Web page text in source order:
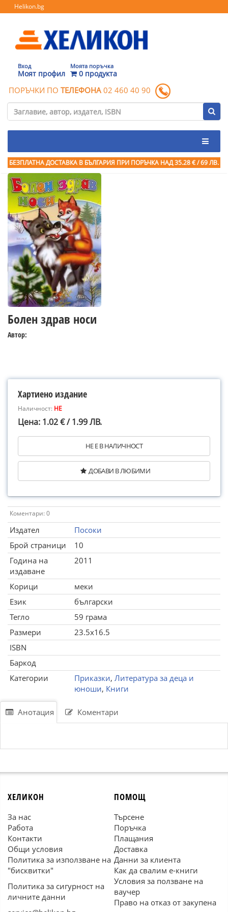
Helikon.bg
Вход
Моят профил
Моята поръчка
0 продукта
ПОРЪЧКИ ПО ТЕЛЕФОНА 02 460 40 90
БЕЗПЛАТНА ДОСТАВКА В БЪЛГАРИЯ ПРИ ПОРЪЧКА НАД 35.28 € / 69 ЛВ.
Болен здрав носи
Автор:
Хартиено издание
Наличност: НЕ
Цена: 1.02 € / 1.99 ЛВ.
НЕ Е В НАЛИЧНОСТ
ДОБАВИ В ЛЮБИМИ
Коментари: 0
Издател
Посоки
Брой страници
10
Година на
издаване
2011
Корици
меки
Език
български
Тегло
59 грама
Размери
23.5x16.5
ISBN
Баркод
Категории
Приказки, Литература за деца и
юноши, Книги
Анотация Коментари
ХЕЛИКОН
За нас
Работа
Контакти
Общи условия
Политика за използване на
"бисквитки"
Политика за сигурност на
личните данни
ПОМОЩ
Търсене
Поръчка
Плащания
Доставка
Данни за клиента
Как да свалим е-книги
Условия за ползване на
ваучер
Право на отказ от закупена